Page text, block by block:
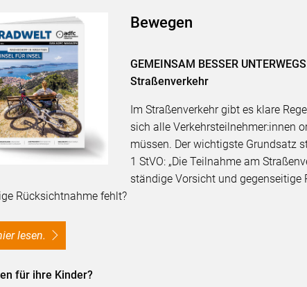
Bewegen
GEMEINSAM BESSER
Straßenverkehr
Im Straßenverkehr gibt es klare
sich alle Verkehrsteilnehmer:innen
müssen. Der wichtigste Grundsatz
1 StVO: „Die Teilnahme am
ständige Vorsicht und gegenseitige
Rücksichtnahme fehlt?
lesen.
für ihre Kinder?